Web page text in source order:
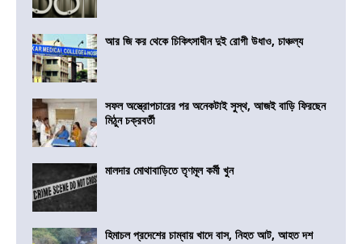
আর জি কর থেকে চিকিৎসাধীন দুই রোগী উধাও, চাঞ্চল্য
সফল অস্ত্রোপচারের পর অনেকটাই সুস্থ, আজই বাড়ি ফিরছেন
মিঠুন চক্রবর্তী
মালদার মোথাবাড়িতে তৃণমূল কর্মী খুন
হিমাচল প্রদেশের চাম্বায় খাদে বাস, নিহত আট, আহত দশ